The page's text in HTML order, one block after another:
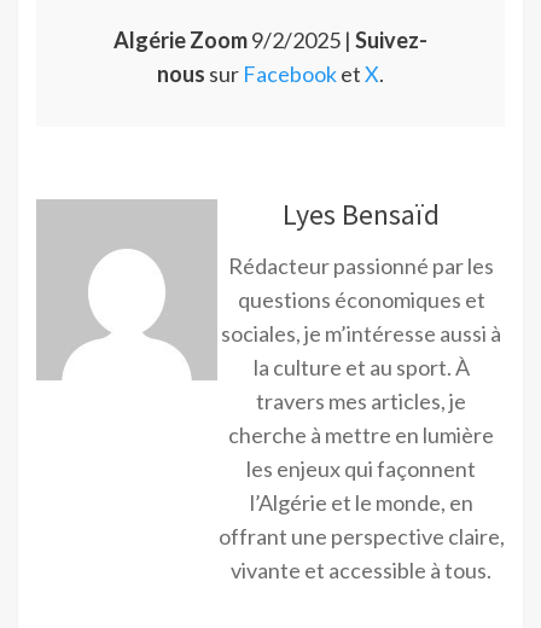
Algérie Zoom9/2/2025 | Suivez-
nous sur FacebooketX.
Lyes Bensaïd
Rédacteur passionné par les
questions économiques et
sociales, je m’intéresse aussi à
la culture et au sport. À
travers mes articles, je
cherche à mettre en lumière
les enjeux qui façonnent
l’Algérie et le monde, en
offrant une perspective claire,
vivante et accessible à tous.